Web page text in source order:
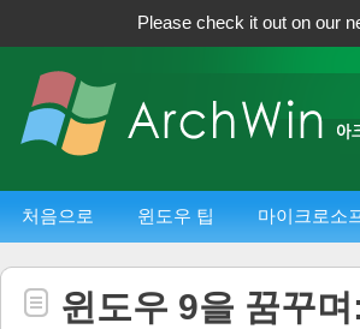
Please check it out on our
처음으로 윈도우 팁 마이크로소
윈도우 9을 꿈꾸